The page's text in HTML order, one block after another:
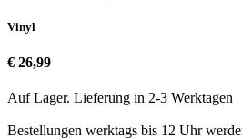
Vinyl
€ 26,99
Auf Lager. Lieferung in 2-3 Werktagen
Bestellungen werktags bis 12 Uhr